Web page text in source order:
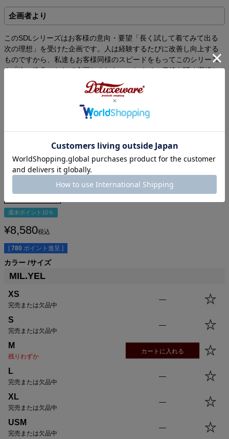
企画者より
このSDLシリーズはお客様の意向・要望「長く試して着てみて出る
次の理想」を受けた企画です。人は経験するたびに改善し向上する
ものですから、私達もお客様同様のスピードをもってこのシリーズ
を「次の進化」として企画しました。これまでの価値を認め継続し
ながらも、そこから次の価値へ進化を求めて向上を願うという御意
見・御要望は「ブランドへの愛情」感じ嬉しく思います。このシリ
ーズはお客様が「経験から次の理想をカタチにしてくれた」と言っ
ても過言では無いでしょう。厚くて、柔らかくて丈夫を謳う素材を
サイズ
XS
59.0cm43.0cm
M
64.0cm49.0cm
L
43.0cm
XL
69.0cm
44.0cm
USM
USL
71.5cm61.0cm
国内唯一の旧式吊編機による10.5oz吊天竺。色気漂う浅めのＶネッ
クロゴＴシャツ
BRGD-22A[D.W.Co]
週末ポイント10％
¥8,580税込
[ 780 ポイント進呈 ]
カラー サイズ
MIL.YEL
XS
完売または欠品中
—
S
完売または欠品中
—
M
残りわずか
カートに入れる
L
完売または欠品中
—
XL
完売または欠品中
—
USM
完売または欠品中
—